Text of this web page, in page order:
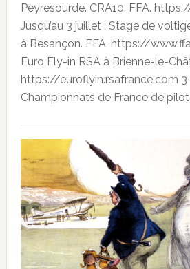
Peyresourde. CRA10. FFA.
Jusqu’au 3 juillet : Stage de
à Besançon. FFA. https://
Euro Fly-in RSA à Brienne-le-
https://euroflyin.rsafrance.com
Championnats de France de